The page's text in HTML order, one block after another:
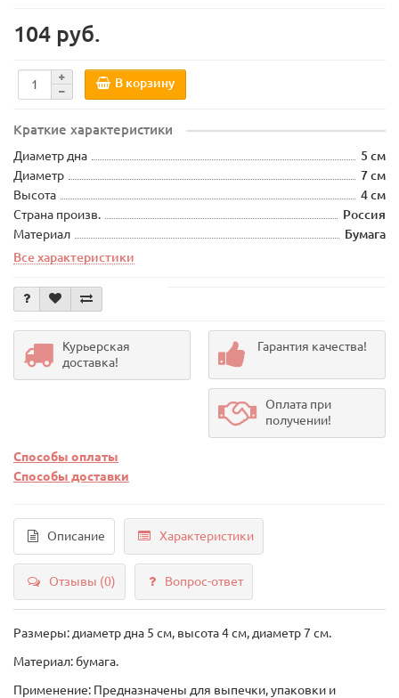
104 руб.
В корзину
Краткие характеристики
Диаметр дна
5 см
Диаметр
7 см
Высота
4 см
Страна произв.
Россия
Материал
Бумага
Все характеристики
Курьерская
доставка!
Гарантия качества!
Оплата при
получении!
Способы оплаты
Способы доставки
Описание Характеристики
Отзывы (0) Вопрос-ответ
Размеры: диаметр дна 5 см, высота 4 см, диаметр 7 см.
Материал: бумага.
Применение: Предназначены для выпечки, упаковки и